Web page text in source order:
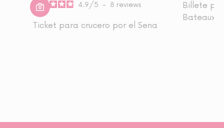
4.9/5 - 8 reviews
Ticket para crucero por el Sena
Billete
Bateaux-